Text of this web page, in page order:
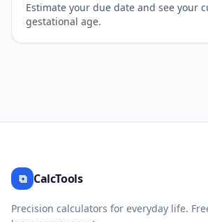
Estimate your due date and see your
gestational age.
⧉ CalcTools
Precision calculators for everyday life.